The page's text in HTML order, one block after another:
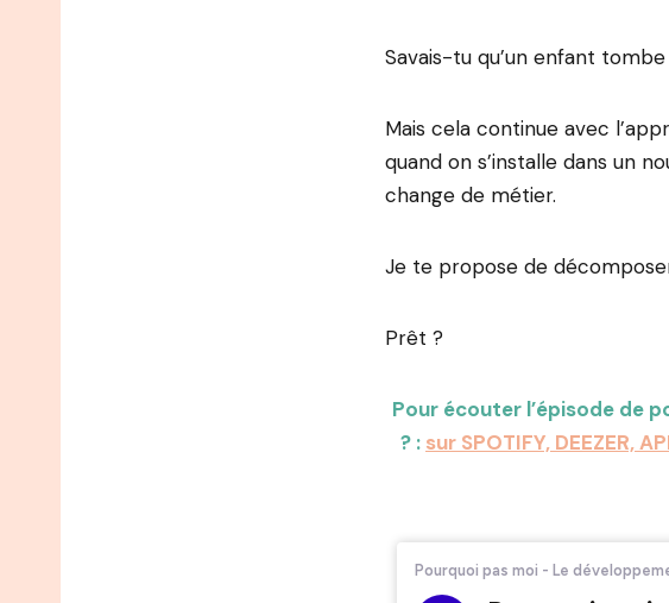
Savais-tu qu’un enfant
Mais cela continue avec
quand on s’installe dans un
change de métier.
Je te propose de
Prêt ?
Pour écouter l’épisode de
? : sur SPOTIFY, DEEZER,